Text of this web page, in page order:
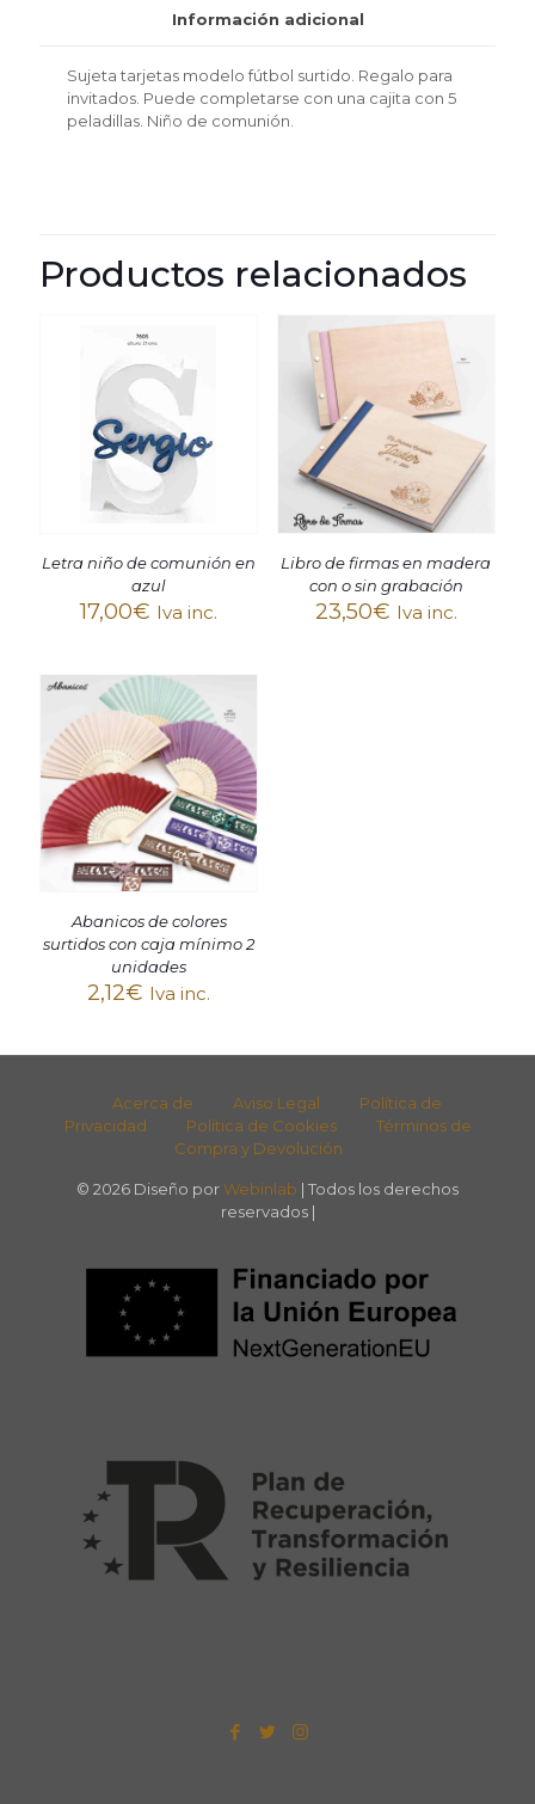
Información adicional
Sujeta tarjetas modelo fútbol surtido. Regalo para
invitados. Puede completarse con una cajita con 5
peladillas. Niño de comunión.
Productos relacionados
Letra niño de comunión en
azul
17,00€ Iva inc.
Libro de firmas en madera
con o sin grabación
23,50€ Iva inc.
Abanicos de colores
surtidos con caja mínimo 2
unidades
2,12€ Iva inc.
Acerca de Aviso Legal
Política de
Privacidad
Política de Cookies
Términos de
Compra y Devolución
© 2026 Diseño por Webinlab | Todos los derechos
reservados |